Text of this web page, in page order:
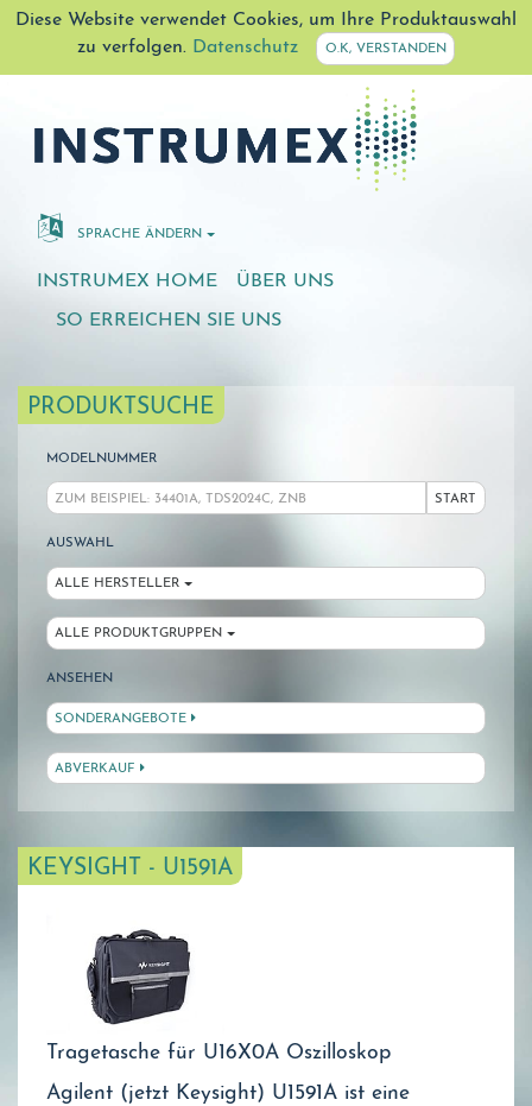
Diese Website verwendet Cookies, um Ihre Produktauswahl
zu verfolgen. Datenschutz O.K, VERSTANDEN
SPRACHE ÄNDERN
INSTRUMEX HOME ÜBER UNS
SO ERREICHEN SIE UNS
PRODUKTSUCHE
MODELNUMMER
START
AUSWAHL
ALLE HERSTELLER
ALLE PRODUKTGRUPPEN
ANSEHEN
SONDERANGEBOTE
ABVERKAUF
KEYSIGHT - U1591A
Tragetasche für U16X0A Oszilloskop
Agilent (jetzt Keysight) U1591A ist eine